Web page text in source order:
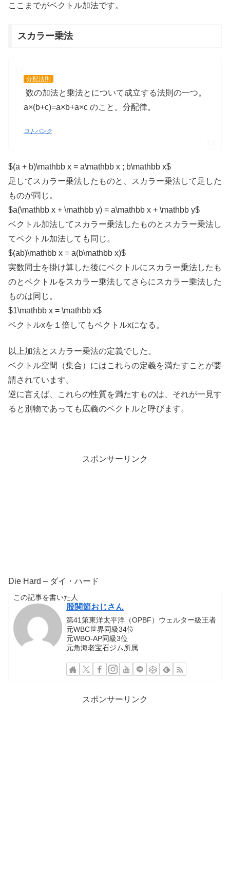
ここまでがベクトル加法です。
スカラー乗法
分配法則
数の加法と乗法とについて成立する法則の一つ。
a×(b+c)=a×b+a×c のこと。分配律。
コトバンク
$(a + b)\mathbb x = a\mathbb x ; b\mathbb x$
足してスカラー乗法したものと、スカラー乗法して足した
ものが同じ。
$a(\mathbb x + \mathbb y) = a\mathbb x + \mathbb y$
ベクトル加法してスカラー乗法したものとスカラー乗法し
てベクトル加法しても同じ。
$(ab)\mathbb x = a(b\mathbb x)$
実数同士を掛け算した後にベクトルにスカラー乗法したも
のとベクトルをスカラー乗法してさらにスカラー乗法した
ものは同じ。
$1\mathbb x = \mathbb x$
ベクトルxを１倍してもベクトルxになる。
以上加法とスカラー乗法の定義でした。
ベクトル空間（集合）にはこれらの定義を満たすことが要
請されています。
逆に言えば、これらの性質を満たすものは、それが一見す
ると別物であっても広義のベクトルと呼びます。
スポンサーリンク
Die Hard – ダイ・ハード
この記事を書いた人
股関節おじさん
第41第東洋太平洋（OPBF）ウェルター級王者
元WBC世界同級34位
元WBO-AP同級3位
元角海老宝石ジム所属
スポンサーリンク